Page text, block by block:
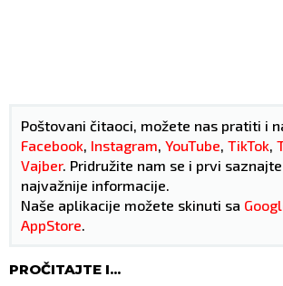
Poštovani čitaoci, možete nas pratiti i
Facebook, Instagram, YouTube, TikTok,
Vajber. Pridružite nam se i prvi
najvažnije informacije.
Naše aplikacije možete skinuti sa
AppStore.
PROČITAJTE I...